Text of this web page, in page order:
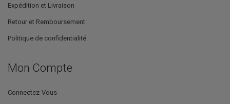
Expédition et Livraison
Retour et Remboursement
Politique de confidentialité
Mon Compte
Connectez-Vous